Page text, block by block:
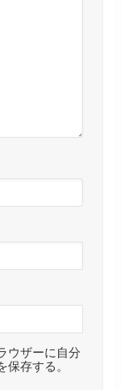
ウザーに自分
存する。